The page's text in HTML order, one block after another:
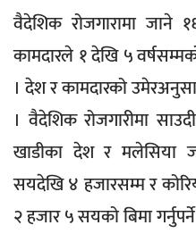
वैदेशिक रोजगारामा जाने
कामदारले १ देखि ५
। देश र कामदारको
। वैदेशिक रोजगारीमा
खाडीका देश र मलेसिया
सयदेखि ४ हजारसम्म र
२ हजार ५ सयको बिमा